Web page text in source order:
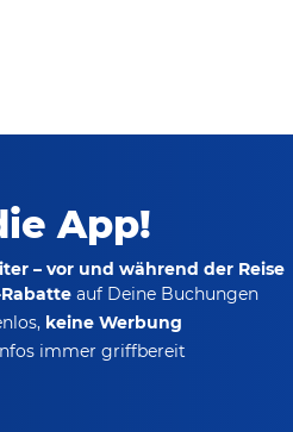
App!
– vor und während der Reise
auf Deine Buchungen
keine Werbung
immer griffbereit